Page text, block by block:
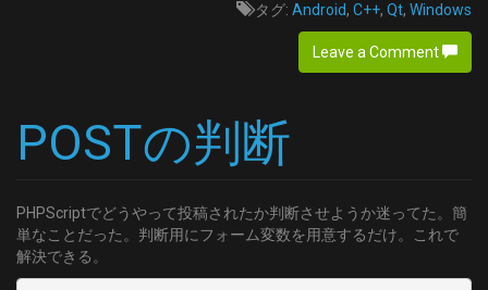
タグ: Android, C++, Qt, Windows
Leave a Comment
POSTの判断
PHPScriptでどうやって投稿されたか判断させようか迷ってた。簡
単なことだった。判断用にフォーム変数を用意するだけ。これで
解決できる。